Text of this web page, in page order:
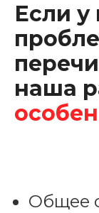
Если у
наша
Общее